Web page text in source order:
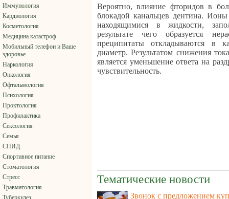
Иммунология
Кардиология
Косметология
Медицина катастроф
Мобильный телефон и Ваше
здоровье
Наркология
Онкология
Офтальмология
Психология
Проктология
Профилактика
Сексология
Семья
СПИД
Спортивное питание
Стоматология
Стресс
Травматология
Вероятно, влияние фторидов в
блокадой канальцев дентина.
находящимися в жидкости,
результате чего образуется
преципитаты откладываются в
диаметр. Результатом снижения
является уменьшение ответа на
чувствительность.
Тематические новости
Звонок с предложением